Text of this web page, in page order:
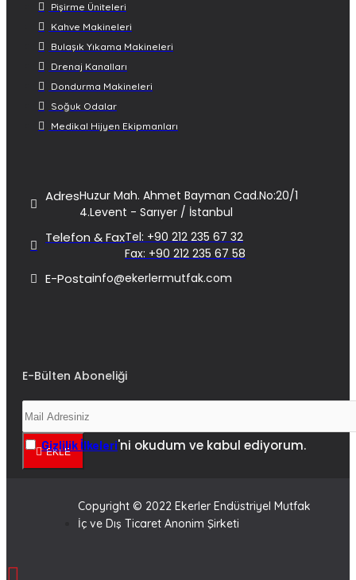
Pişirme Üniteleri
Kahve Makineleri
Bulaşık Yıkama Makineleri
Drenaj Kanalları
Dondurma Makineleri
Soğuk Odalar
Medikal Hijyen Ekipmanları
AdresHuzur Mah. Ahmet Bayman Cad.No:20/1
4.Levent - Sarıyer / İstanbul
Telefon & FaxTel: +90 212 235 67 32
Fax: +90 212 235 67 58
E-Postainfo@ekerlermutfak.com
E-Bülten Aboneliği
EKLE
Gizlilik İlkeleri'ni okudum ve kabul ediyorum.
Copyright © 2022 Ekerler Endüstriyel Mutfak
İç ve Dış Ticaret Anonim Şirketi